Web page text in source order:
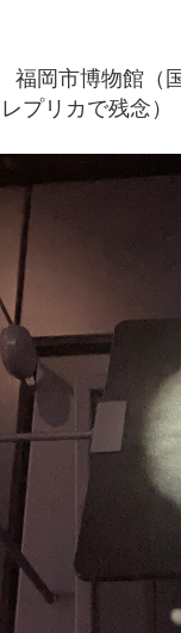
福岡市博物館（
レプリカで残念）